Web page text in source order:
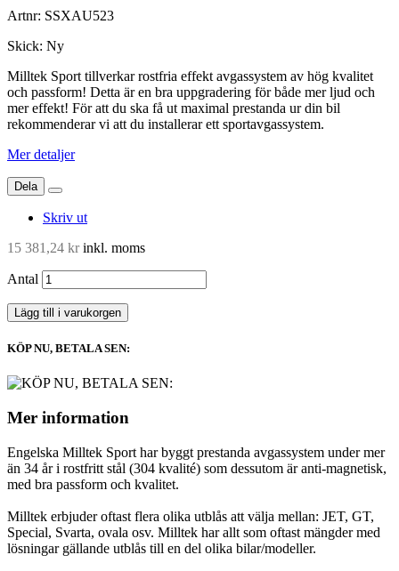
Artnr: SSXAU523
Skick: Ny
Milltek Sport tillverkar rostfria effekt avgassystem av hög kvalitet
och passform! Detta är en bra uppgradering för både mer ljud och
mer effekt! För att du ska få ut maximal prestanda ur din bil
rekommenderar vi att du installerar ett sportavgassystem.
Mer detaljer
Dela
Skriv ut
15 381,24 krinkl. moms
Antal
Lägg till i varukorgen
KÖP NU, BETALA SEN:
Mer information
Engelska Milltek Sport har byggt prestanda avgassystem under mer
än 34 år i rostfritt stål (304 kvalité) som dessutom är anti-magnetisk,
med bra passform och kvalitet.
Milltek erbjuder oftast flera olika utblås att välja mellan: JET, GT,
Special, Svarta, ovala osv. Milltek har allt som oftast mängder med
lösningar gällande utblås till en del olika bilar/modeller.